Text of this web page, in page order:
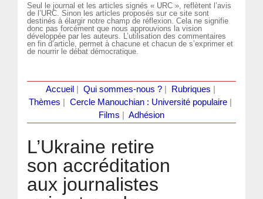
Seul le journal et les articles signés « URC », reflètent l’avis
de l’URC. Sinon les articles proposés sur ce site sont
destinés à élargir notre champ de réflexion. Cela ne signifie
donc pas forcément que nous approuvions la vision
développée par les auteurs. L’utilisation des commentaires
en fin d’article, permet à chacune et chacun de s’exprimer et
de nourrir le débat démocratique.
Accueil Qui sommes-nous ?| Rubriques
Thèmes
Cercle Manouchian : Université populaire
Films
Adhésion
L’Ukraine retire
son accréditation
aux journalistes